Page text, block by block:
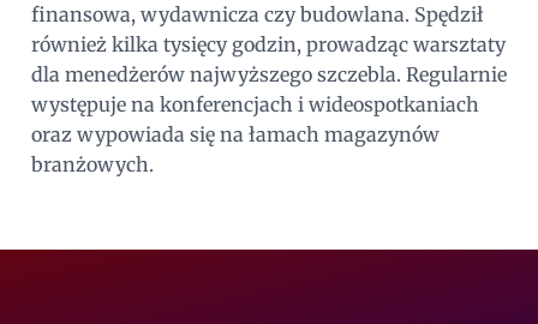
finansowa, wydawnicza czy budowlana. Spędził
również kilka tysięcy godzin, prowadząc warsztaty
dla menedżerów najwyższego szczebla. Regularnie
występuje na konferencjach i wideospotkaniach
oraz wypowiada się na łamach magazynów
branżowych.